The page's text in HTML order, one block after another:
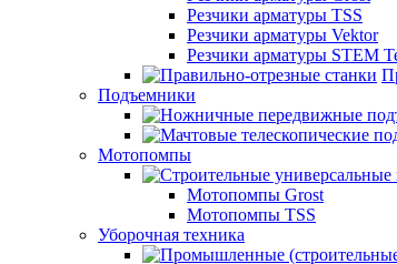
Резчики арматуры TSS
Резчики арматуры Vektor
Резчики арматуры STEM
Подъемники
Мотопомпы
Мотопомпы Grost
Мотопомпы TSS
Уборочная техника